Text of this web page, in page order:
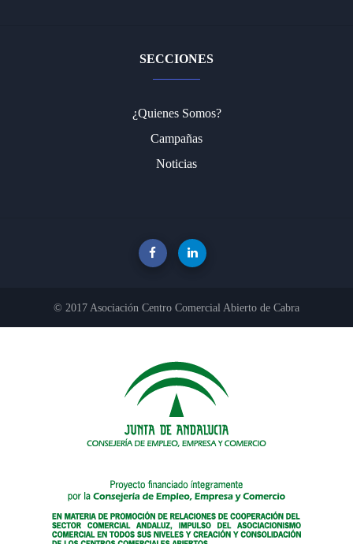
SECCIONES
¿Quienes Somos?
Campañas
Noticias
© 2017 Asociación Centro Comercial Abierto de Cabra